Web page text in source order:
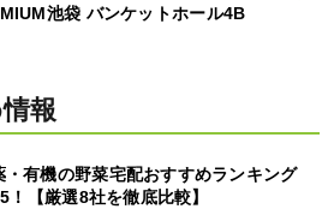
池袋 バンケットホール4B
報
・有機の野菜宅配おすすめランキング
！【厳選8社を徹底比較】